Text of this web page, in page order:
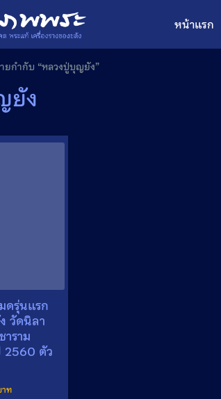
หน้าแรก
ยกำกับ “หลวงปู่บุญยัง”
ยัง
ดรุ่นแรก
วัดนิลา
ราม
2560 ตัว